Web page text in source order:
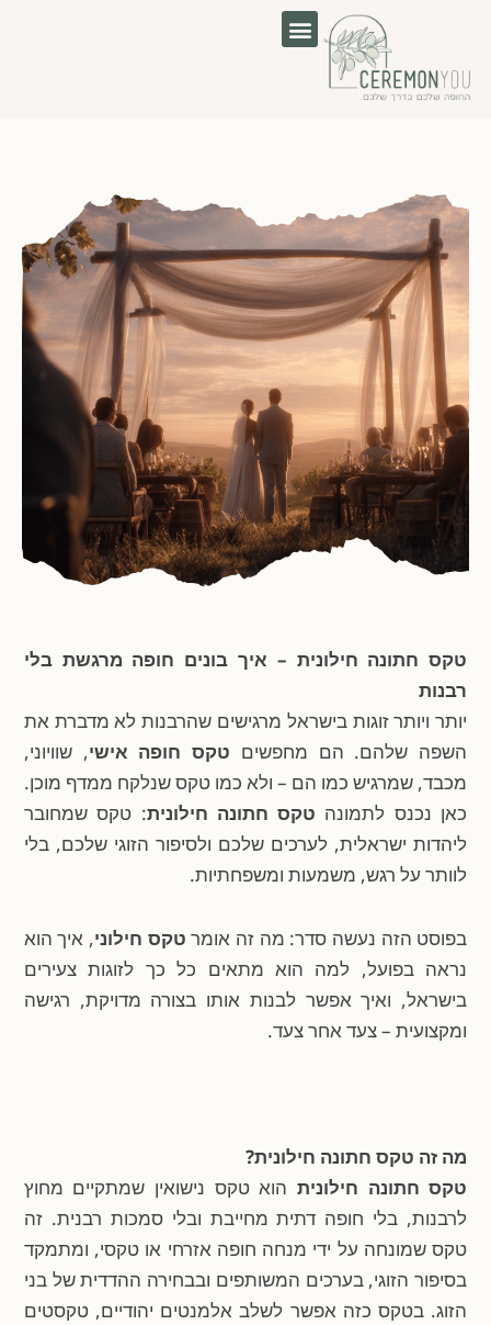
טקס חתונה חילונית – איך בונים חופה מרגשת בלי
רבנות
יותר ויותר זוגות בישראל מרגישים שהרבנות לא מדברת את
השפה שלהם. הם מחפשים טקס חופה אישי, שוויוני,
מכבד, שמרגיש כמו הם – ולא כמו טקס שנלקח ממדף מוכן.
כאן נכנס לתמונה טקס חתונה חילונית: טקס שמחובר
ליהדות ישראלית, לערכים שלכם ולסיפור הזוגי שלכם, בלי
לוותר על רגש, משמעות ומשפחתיות.
בפוסט הזה נעשה סדר: מה זה אומרטקס חילוני, איך הוא
נראה בפועל, למה הוא מתאים כל כך לזוגות צעירים
בישראל, ואיך אפשר לבנות אותו בצורה מדויקת, רגישה
ומקצועית – צעד אחר צעד.
מה זה טקס חתונה חילונית?
טקס חתונה חילוניתהוא טקס נישואין שמתקיים מחוץ
לרבנות, בלי חופה דתית מחייבת ובלי סמכות רבנית. זה
טקס שמונחה על ידי מנחה חופה אזרחי או טקסי, ומתמקד
בסיפור הזוגי, בערכים המשותפים ובבחירה ההדדית של בני
הזוג. בטקס כזה אפשר לשלב אלמנטים יהודיים, טקסטים